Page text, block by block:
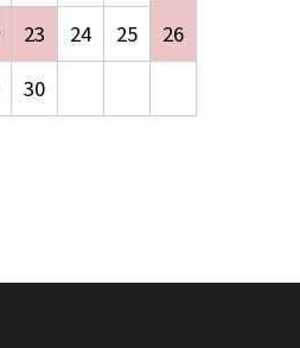
23 24 25
26
30